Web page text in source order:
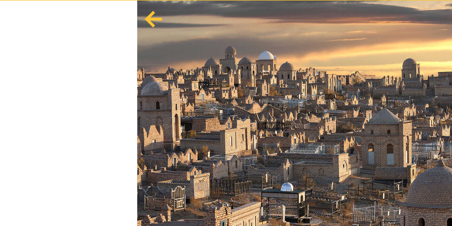
English Español
Europa
Albania
Andorra
Austria
Azerbaiyán
Azores
Bielorrusia
Bélgica
Bosnia y Herzegovina
Bulgaria
Córcega
Creta